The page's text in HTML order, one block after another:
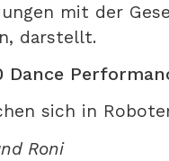
mit der
darstellt.
Dance
sich in
Roni